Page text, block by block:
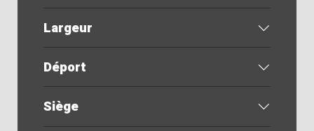
Largeur
Déport
Siège